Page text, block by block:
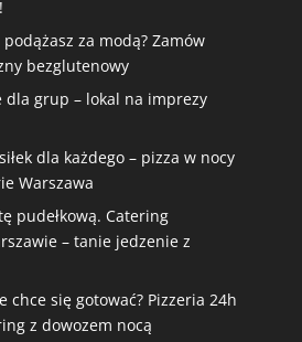
za modą? Zamów
bezglutenowy
dla grup – lokal na imprezy
dla każdego – pizza w nocy
Warszawa
pudełkową. Catering
– tanie jedzenie z
chce się gotować? Pizzeria 24h
z dowozem nocą